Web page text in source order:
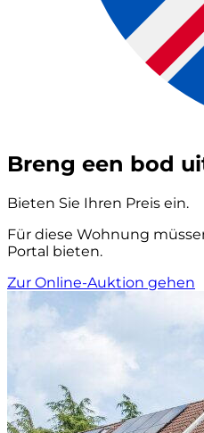
Breng een bod
Bieten Sie Ihren Preis ein.
Für diese Wohnung
Portal bieten.
Zur Online-Auktion gehen